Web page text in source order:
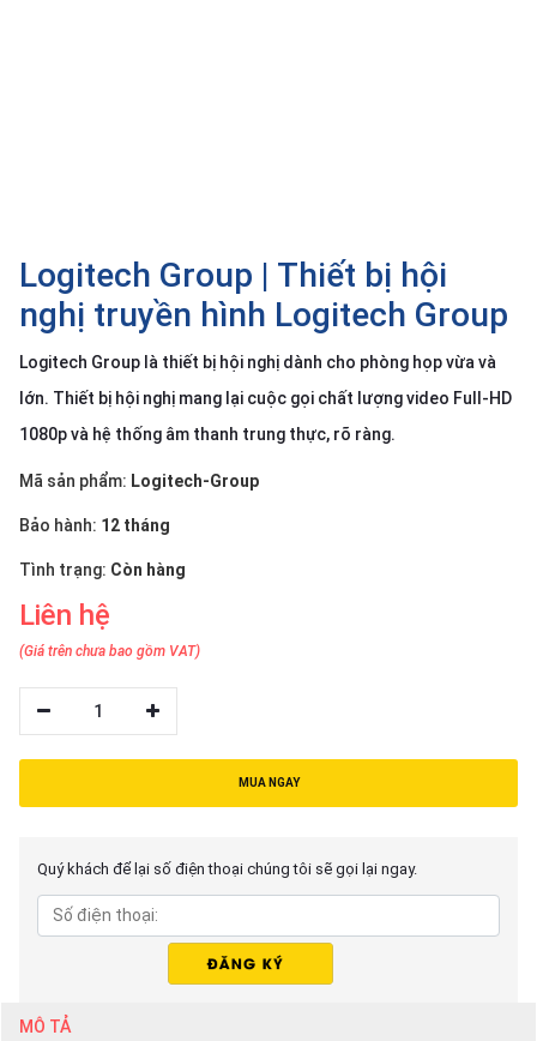
Logitech Group | Thiết bị hội
nghị truyền hình Logitech Group
Logitech Group là thiết bị hội nghị dành cho phòng họp vừa và
lớn. Thiết bị hội nghị mang lại cuộc gọi chất lượng video Full-HD
1080p và hệ thống âm thanh trung thực, rõ ràng.
Mã sản phẩm: Logitech-Group
Bảo hành: 12 tháng
Tình trạng: Còn hàng
Liên hệ
(Giá trên chưa bao gồm VAT)
1
MUA NGAY
Quý khách để lại số điện thoại chúng tôi sẽ gọi lại ngay.
MÔ TẢ
Dịch
trợ
Tin
hệ
Giới
NGÔN
Tiếng
việt